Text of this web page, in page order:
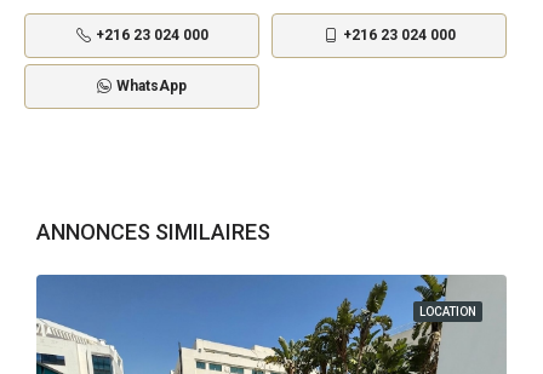
+216 23 024 000 +216 23 024 000
WhatsApp
ANNONCES SIMILAIRES
LOCATION